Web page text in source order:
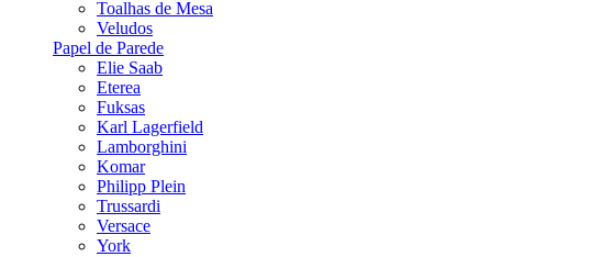
Toalhas de Mesa
Veludos
Papel de Parede
Elie Saab
Eterea
Fuksas
Karl Lagerfield
Lamborghini
Komar
Philipp Plein
Trussardi
Versace
York